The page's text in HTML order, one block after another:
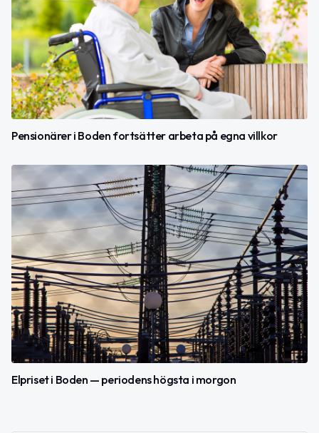
Pensionärer i Boden fortsätter arbeta på egna villkor
Elpriset i Boden — periodens högsta i morgon